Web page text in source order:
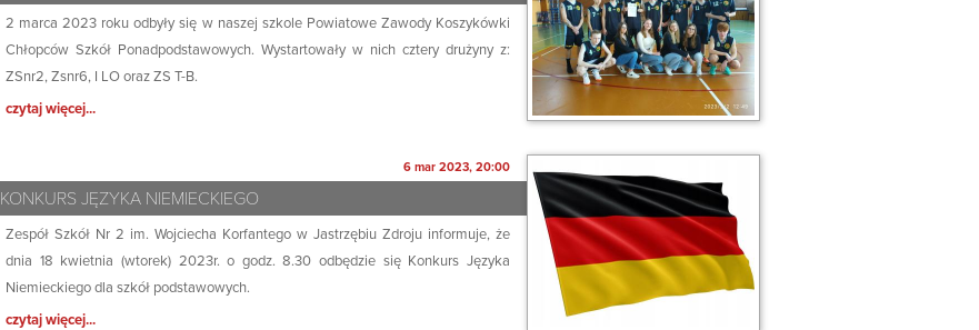
2 marca 2023 roku odbyły się w naszej szkole Powiatowe Zawody Koszykówki
Chłopców Szkół Ponadpodstawowych. Wystartowały w nich cztery drużyny z:
ZSnr2, Zsnr6, I LO oraz ZS T-B.
czytaj więcej...
6 mar 2023, 20:00
KONKURS JĘZYKA NIEMIECKIEGO
Zespół Szkół Nr 2 im. Wojciecha Korfantego w Jastrzębiu Zdroju informuje, że
dnia 18 kwietnia (wtorek) 2023r. o godz. 8.30 odbędzie się Konkurs Języka
Niemieckiego dla szkół podstawowych.
czytaj więcej...